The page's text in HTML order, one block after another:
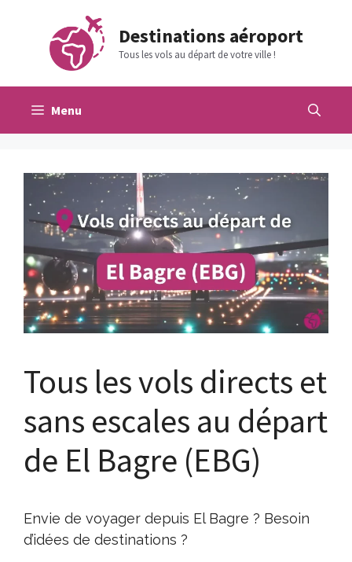
contenu
Destinations aéroport
Tous les vols au départ de votre ville !
Menu
Tous les vols directs et
sans escales au départ
de El Bagre (EBG)
Envie de voyager depuis El Bagre ? Besoin
d’idées de destinations ?